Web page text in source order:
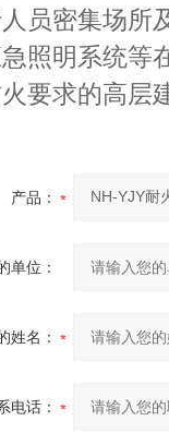
员密集场所
照明系统等
要求的高层
产品：
单位：
姓名：
电话：